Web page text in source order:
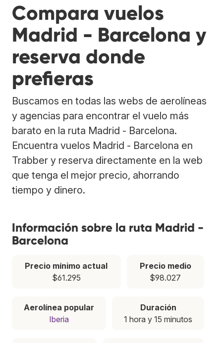
Compara vuelos
Madrid - Barcelona y
reserva donde
prefieras
Buscamos en todas las webs de aerolíneas
y agencias para encontrar el vuelo más
barato en la ruta Madrid - Barcelona.
Encuentra vuelos Madrid - Barcelona en
Trabber y reserva directamente en la web
que tenga el mejor precio, ahorrando
tiempo y dinero.
Información sobre la ruta Madrid -
Barcelona
Precio mínimo actual
$61.295
Precio medio
$98.027
Aerolínea popular
Iberia
Duración
1 hora y 15 minutos